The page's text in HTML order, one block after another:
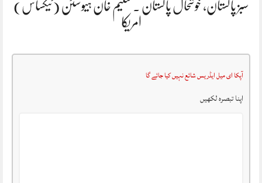
سبز پاکستان، خوشحال پاکستان . سلیم خان ہیوسٹن (ٹیکساس)
امریکا
آپکا ای میل ایڈریس شائع نہیں کیا جائے گا
اپنا تبصرہ لکھیں